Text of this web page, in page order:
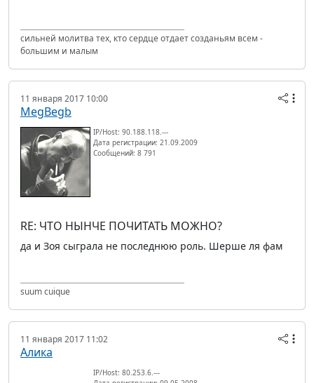
сильней молитва тех, кто сердце отдает созданьям всем -
большим и малым
11 января 2017 10:00
MegBegb
IP/Host: 90.188.118.---
Дата регистрации: 21.09.2009
Сообщений: 8 791
RE: ЧТО НЫНЧЕ ПОЧИТАТЬ МОЖНО?
да и Зоя сыграла не последнюю роль. Шерше ля фам
suum cuique
11 января 2017 11:02
Алика
IP/Host: 80.253.6.---